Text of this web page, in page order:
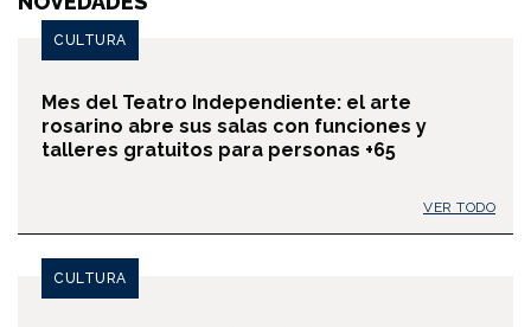
CULTURA
Mes del Teatro Independiente: el arte
rosarino abre sus salas con funciones y
talleres gratuitos para personas +65
VER TODO
CULTURA